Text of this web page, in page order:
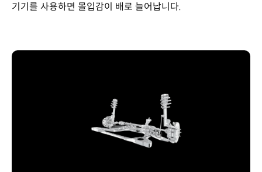
기기를 사용하면 몰입감이 배로 늘어납니다.